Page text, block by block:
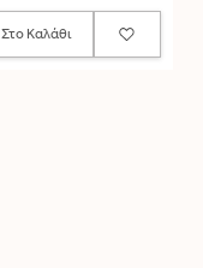
Στο Καλάθι